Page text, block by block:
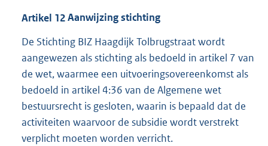
Artikel 12Aanwijzing stichting
De Stichting BIZ Haagdijk Tolbrugstraat wordt
aangewezen als stichting als bedoeld in artikel 7 van
de wet, waarmee een uitvoeringsovereenkomst als
bedoeld in artikel 4:36 van de Algemene wet
bestuursrecht is gesloten, waarin is bepaald dat de
activiteiten waarvoor de subsidie wordt verstrekt
verplicht moeten worden verricht.